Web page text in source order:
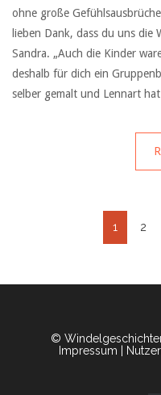
ohne große
lieben Dank, dass du uns die
Sandra. „Auch die Kinder
deshalb für dich ein
selber gemalt und Lennart hat
1 2
©
Impressum